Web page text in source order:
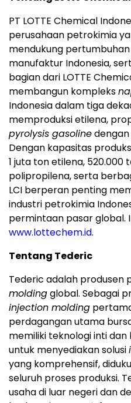
PT LOTTE Chemical
perusahaan petrokimia
mendukung
manufaktur Indonesia,
bagian dari LOTTE
membangun kompleks
Indonesia dalam tiga
memproduksi etilena,
pyrolysis gasoline
Dengan kapasitas
1 juta ton etilena, 520.000
polipropilena, serta
LCI berperan penting
industri petrokimia
permintaan pasar global.
www.lottechem.id.
Tentang Tederic
Tederic adalah produsen
moldingglobal. Sebagai
injection molding
perdagangan utama
memiliki teknologi inti
untuk menyediakan solusi
yang komprehensif,
seluruh proses produksi.
usaha di luar negeri dan